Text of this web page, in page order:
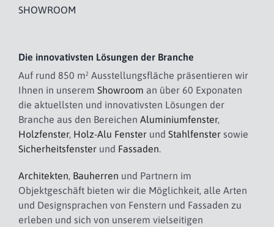
SHOWROOM
Die innovativsten Lösungen der Branche
Auf rund 850 m² Ausstellungsfläche präsentieren wir
Ihnen in unserem Showroom an über 60 Exponaten
die aktuellsten und innovativsten Lösungen der
Branche aus den Bereichen Aluminiumfenster,
Holzfenster, Holz-Alu Fensterund Stahlfenstersowie
Sicherheitsfensterund Fassaden.
Architekten, Bauherren und Partnern im
Objektgeschäft bieten wir die Möglichkeit, alle Arten
und Designsprachen von Fenstern und Fassaden zu
erleben und sich von unserem vielseitigen